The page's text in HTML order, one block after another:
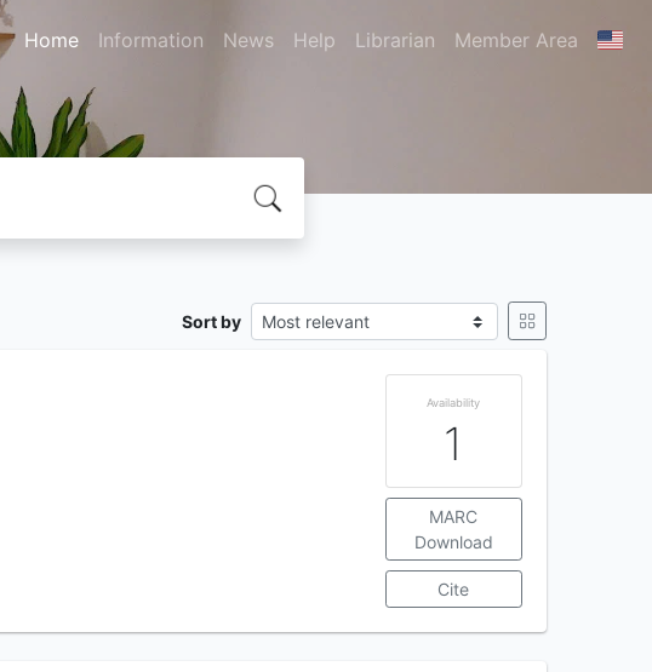
Home Information News Help Librarian Member Area
Sort by
Availability
1
MARC
Download
Cite